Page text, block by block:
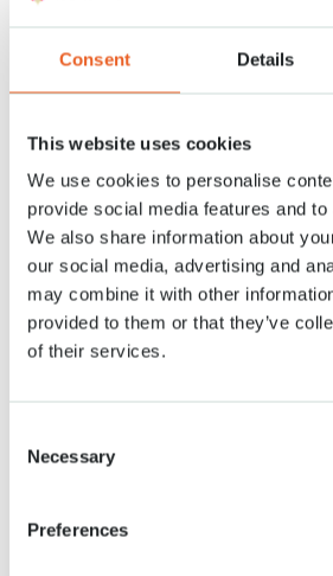
Consent Details
This website uses cookies
We use cookies to personalise
provide social media features and
We also share information about
our social media, advertising and
may combine it with other
provided to them or that they’ve
of their services.
Selection
Necessary
Preferences
topniveau spelen livemuziek op
Romantiek en Keukenhof zijn onlosmakelijk
Lovers en als klap op de vuurpijl sluit
tulpen.
Bekende namen zoals Trio Jakob, pianist
van Grinsven en operazangeres Amira
vinden. Ook biedt Keukenhof een podium aan
van het Koninklijk Conservatorium Den Haag.
Wandelen langs de bloemen in Keukenhof en
door een mooie klank of een 18e – of 19e -
speciaal cadeautje van Keukenhof voor de
voor een bijzonder dagje uit.